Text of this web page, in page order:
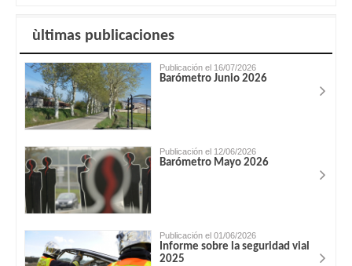
ùltimas publicaciones
Publicación el 16/07/2026
Barómetro Junio 2026
Publicación el 12/06/2026
Barómetro Mayo 2026
Publicación el 01/06/2026
Informe sobre la seguridad vial
2025